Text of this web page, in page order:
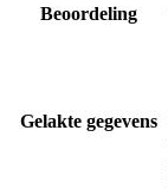
Beoordeling
Gelakte gegevens